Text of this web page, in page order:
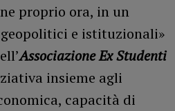
proprio ora, in un
e istituzionali»
Associazione Ex Studenti
insieme agli
capacità di